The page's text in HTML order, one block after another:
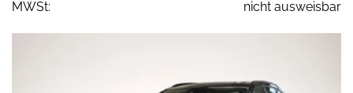
MWSt: nicht ausweisbar